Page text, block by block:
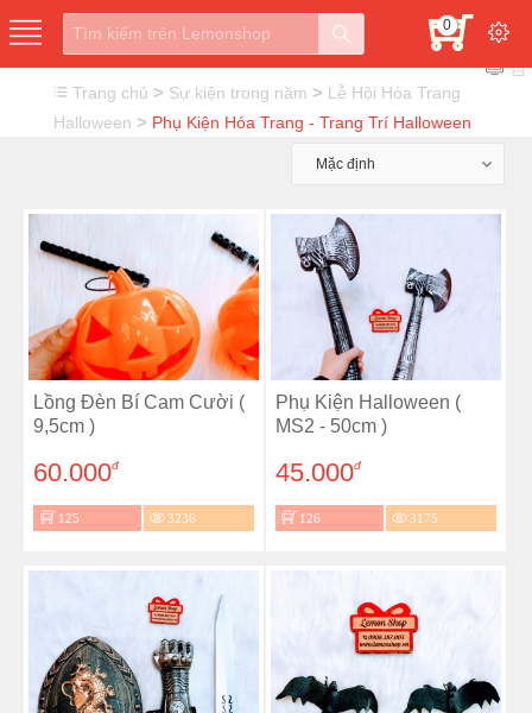
0
Trang chủ > Sự kiện trong năm > Lễ Hội Hóa Trang
Halloween > Phụ Kiện Hóa Trang - Trang Trí Halloween
Mặc định
Lồng Đèn Bí Cam Cười (
9,5cm )
60.000đ
125 3236
Phụ Kiện Halloween (
MS2 - 50cm )
45.000đ
126 3175